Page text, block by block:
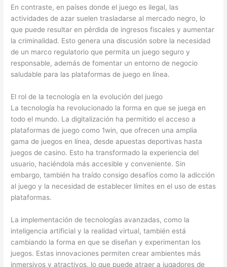
En contraste, en países donde el juego es ilegal, las
actividades de azar suelen trasladarse al mercado negro, lo
que puede resultar en pérdida de ingresos fiscales y aumentar
la criminalidad. Esto genera una discusión sobre la necesidad
de un marco regulatorio que permita un juego seguro y
responsable, además de fomentar un entorno de negocio
saludable para las plataformas de juego en línea.
El rol de la tecnología en la evolución del juego
La tecnología ha revolucionado la forma en que se juega en
todo el mundo. La digitalización ha permitido el acceso a
plataformas de juego como 1win, que ofrecen una amplia
gama de juegos en línea, desde apuestas deportivas hasta
juegos de casino. Esto ha transformado la experiencia del
usuario, haciéndola más accesible y conveniente. Sin
embargo, también ha traído consigo desafíos como la adicción
al juego y la necesidad de establecer límites en el uso de estas
plataformas.
La implementación de tecnologías avanzadas, como la
inteligencia artificial y la realidad virtual, también está
cambiando la forma en que se diseñan y experimentan los
juegos. Estas innovaciones permiten crear ambientes más
inmersivos y atractivos, lo que puede atraer a jugadores de